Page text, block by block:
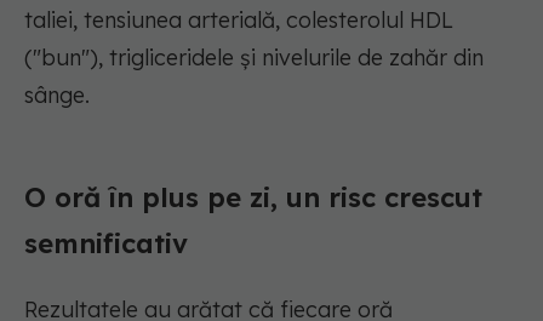
taliei, tensiunea arterială, colesterolul HDL
("bun"), trigliceridele și nivelurile de zahăr din
sânge.
O oră în plus pe zi, un risc crescut
semnificativ
Rezultatele au arătat că fiecare oră